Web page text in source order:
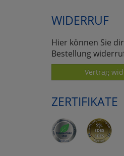
WIDERRUF
Hier können Sie
Bestellung
Vertrag
ZERTIFIKATE